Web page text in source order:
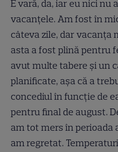
E vară, da, iar eu nici nu
vacanțele. Am fost în
câteva zile, dar vacanța
asta a fost plină pentru
avut multe tabere și un
planificate, așa că a
concediul în funcție de
pentru final de august.
am tot mers în perioada
am regretat.